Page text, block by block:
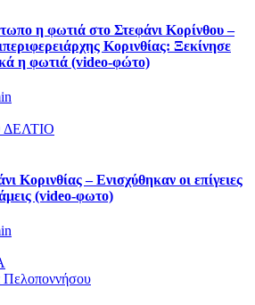
η φωτιά στο Στεφάνι Κορίνθου –
Κορινθίας: Ξεκίνησε
η φωτιά (video-φώτο)
Κορινθίας – Ενισχύθηκαν οι επίγειες
(video-φωτο)
Πελοποννήσου